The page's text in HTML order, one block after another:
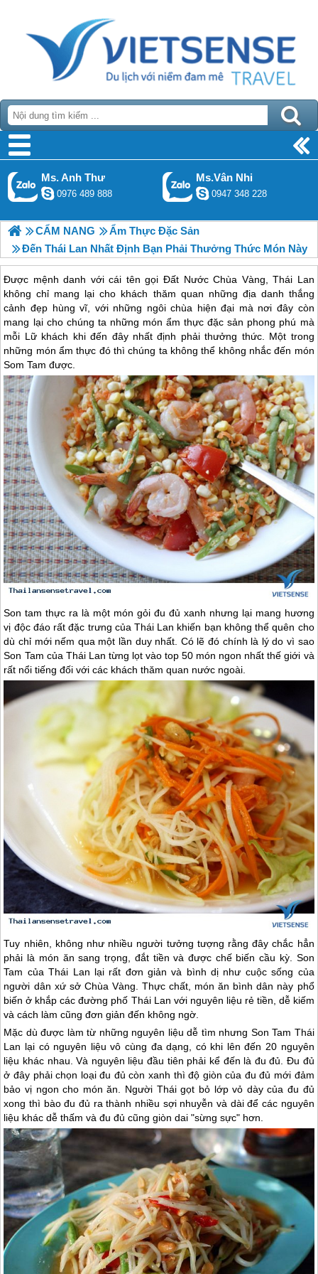
Ms. Anh Thư
0976 489 888
Ms.Vân Nhi
0947 348 228
CẨM NANG
Ẩm Thực Đặc Sản
Đến Thái Lan Nhất Định Bạn Phải Thưởng Thức Món Này
Được mệnh danh với cái tên gọi Đất Nước Chùa Vàng, Thái Lan
không chỉ mang lại cho khách thăm quan những địa danh thắng
cảnh đẹp hùng vĩ, với những ngôi chùa hiện đại mà nơi đây còn
mang lại cho chúng ta những món ẩm thực đặc sản phong phú mà
mỗi Lữ khách khi đến đây nhất định phải thưởng thức. Một trong
những món ẩm thực đó thì chúng ta không thể không nhắc đến món
Som Tam được.
Son tam thực ra là một món gỏi đu đủ xanh nhưng lại mang hương
vị độc đáo rất đặc trưng của Thái Lan khiến bạn không thể quên cho
dù chỉ mới nếm qua một lần duy nhất. Có lẽ đó chính là lý do vì sao
Son Tam của Thái Lan từng lọt vào top 50 món ngon nhất thế giới và
rất nổi tiếng đối với các khách thăm quan nước ngoài.
Tuy nhiên, không như nhiều người tưởng tượng rằng đây chắc hẳn
phải là món ăn sang trọng, đắt tiền và được chế biến cầu kỳ. Son
Tam củaThái Lan lại rất đơn giản và bình dị như cuộc sống của
người dân xứ sở Chùa Vàng. Thực chất, món ăn bình dân này phổ
biến ở khắp các đường phố Thái Lan với nguyên liệu rẻ tiền, dễ kiếm
và cách làm cũng đơn giản đến không ngờ.
Mặc dù được làm từ những nguyên liệu dễ tìm nhưng Son Tam Thái
Lan lại có nguyên liệu vô cùng đa dạng, có khi lên đến 20 nguyên
liệu khác nhau. Và nguyên liệu đầu tiên phải kể đến là đu đủ. Đu đủ
ở đây phải chọn loại đu đủ còn xanh thì độ giòn của đu đủ mới đảm
bảo vị ngon cho món ăn. Người Thái gọt bỏ lớp vỏ dày của đu đủ
xong thì bào đu đủ ra thành nhiều sợi nhuyễn và dài để các nguyên
liệu khác dễ thấm và đu đủ cũng giòn dai "sừng sực" hơn.